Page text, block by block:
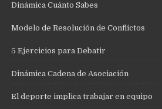
Dinámica Cuánto Sabes
Modelo de Resolución de Conflictos
5 Ejercicios para Debatir
Dinámica Cadena de Asociación
El deporte implica trabajar en equipo